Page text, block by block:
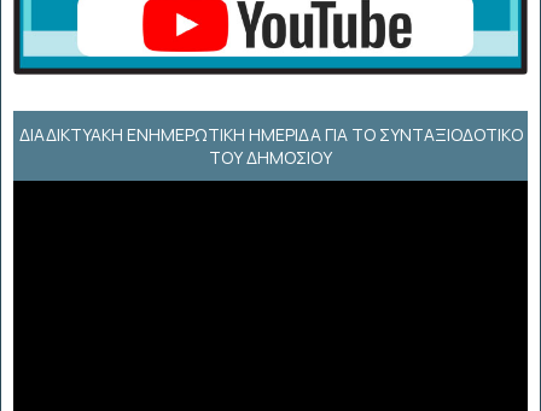
ΔΙΑΔΙΚΤΥΑΚΉ ΕΝΗΜΕΡΩΤΙΚΉ ΗΜΕΡΊΔΑ ΓΙΑ ΤΟ ΣΥΝΤΑΞΙΟΔΟΤΙΚΌ
ΤΟΥ ΔΗΜΟΣΊΟΥ